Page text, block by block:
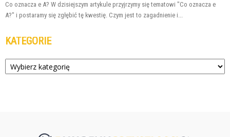
Co oznacza e A? W dzisiejszym artykule przyjrzymy się tematowi "Co oznacza e
A?" i postaramy się zgłębić tę kwestię. Czym jest to zagadnienie i...
KATEGORIE
Kategorie